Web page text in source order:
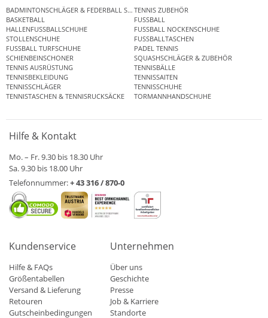
BADMINTONSCHLÄGER & FEDERBALL SETSTENNIS ZUBEHÖR
BASKETBALL
FUSSBALL
HALLENFUSSBALLSCHUHE
FUSSBALL NOCKENSCHUHE
STOLLENSCHUHE
FUSSBALLTASCHEN
FUSSBALL TURFSCHUHE
PADEL TENNIS
SCHIENBEINSCHONER
SQUASHSCHLÄGER & ZUBEHÖR
TENNIS AUSRÜSTUNG
TENNISBÄLLE
TENNISBEKLEIDUNG
TENNISSAITEN
TENNISSCHLÄGER
TENNISSCHUHE
TENNISTASCHEN & TENNISRUCKSÄCKE
TORMANNHANDSCHUHE
Hilfe & Kontakt
Mo. – Fr. 9.30 bis 18.30 Uhr
Sa. 9.30 bis 18.00 Uhr
Telefonnummer:+ 43 316 / 870-0
Kundenservice
Hilfe & FAQs
Größentabellen
Versand & Lieferung
Retouren
Gutscheinbedingungen
Unternehmen
Über uns
Geschichte
Presse
Job & Karriere
Standorte